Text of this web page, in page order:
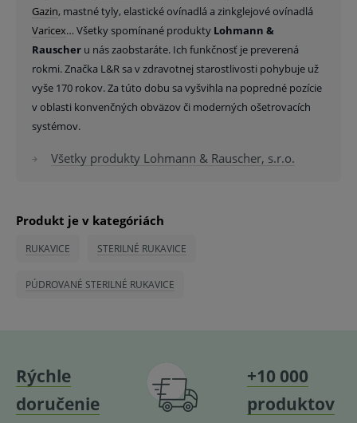
Gazin, mastné tyly, elastické ovínadlá a zinkglejové ovínadlá
Varicex… Všetky spomínané produkty Lohmann &
Rauscher u nás zaobstaráte. Ich funkčnosť je preverená
rokmi. Značka L&R sa v zdravotnej starostlivosti pohybuje už
vyše 170 rokov. Za túto dobu sa vyšvihla na popredné pozície
v oblasti konvenčných obväzov či moderných ošetrovacích
systémov.
Všetky produkty Lohmann & Rauscher, s.r.o.
Produkt je v kategóriách
RUKAVICE STERILNÉ RUKAVICE
PÚDROVANÉ STERILNÉ RUKAVICE
Rýchle
doručenie
+10 000
produktov